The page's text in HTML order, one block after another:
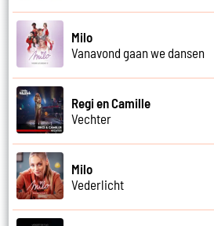
Milo
Vanavond gaan we dansen
Regi en Camille
Vechter
Milo
Vederlicht